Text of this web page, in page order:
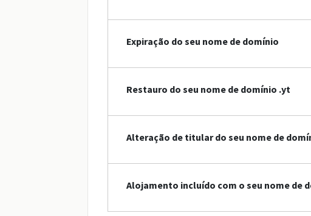
Expiração do seu nome de domínio
Restauro do seu nome de domínio .yt
Alteração de titular do seu nome de
Alojamento incluído com o seu nome de